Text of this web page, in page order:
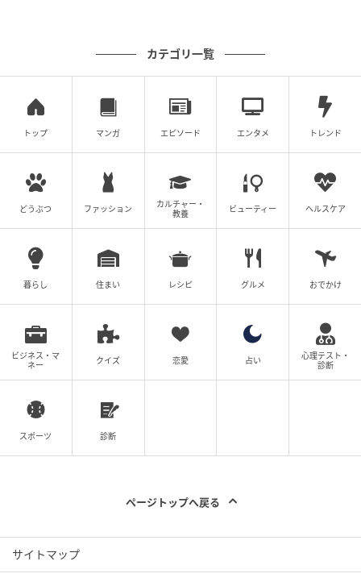
カテゴリ一覧
トップ マンガ エピソード エンタメ トレンド
どうぶつ ファッション
カルチャー・
教養
ビューティー ヘルスケア
暮らし 住まい レシピ グルメ おでかけ
ビジネス・マ
ネー
クイズ 恋愛 占い
心理テスト・
診断
スポーツ 診断
ページトップへ戻る
サイトマップ